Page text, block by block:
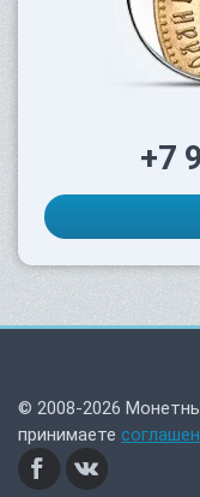
+7
© 2008-2026
принимаете